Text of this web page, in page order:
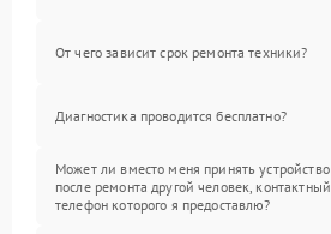
От чего зависит срок ремонта техники?
Диагностика проводится бесплатно?
Может ли вместо меня принять устройство
после ремонта другой человек, контактный
телефон которого я предоставлю?